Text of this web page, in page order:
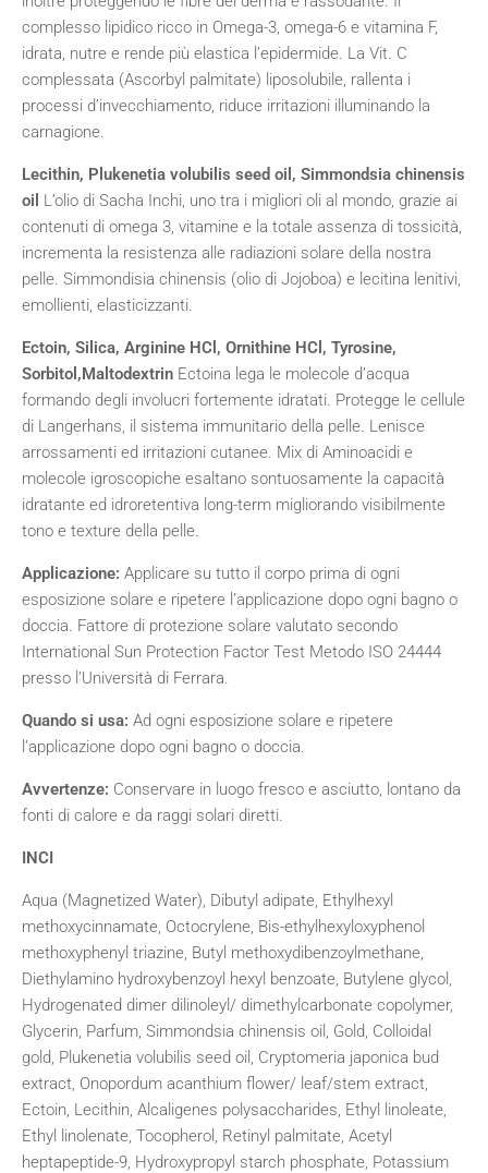
complesso lipidico ricco in Omega-3, omega-6 e vitamina F,
idrata, nutre e rende più elastica l’epidermide. La Vit. C
complessata (Ascorbyl palmitate) liposolubile, rallenta i
processi d’invecchiamento, riduce irritazioni illuminando la
carnagione.
Lecithin, Plukenetia volubilis seed oil, Simmondsia chinensis
oil L’olio di Sacha Inchi, uno tra i migliori oli al mondo, grazie ai
contenuti di omega 3, vitamine e la totale assenza di tossicità,
incrementa la resistenza alle radiazioni solare della nostra
pelle. Simmondisia chinensis (olio di Jojoboa) e lecitina lenitivi,
emollienti, elasticizzanti.
Ectoin, Silica, Arginine HCl, Ornithine HCl, Tyrosine,
Sorbitol,Maltodextrin Ectoina lega le molecole d’acqua
formando degli involucri fortemente idratati. Protegge le cellule
di Langerhans, il sistema immunitario della pelle. Lenisce
arrossamenti ed irritazioni cutanee. Mix di Aminoacidi e
molecole igroscopiche esaltano sontuosamente la capacità
idratante ed idroretentiva long-term migliorando visibilmente
tono e texture della pelle.
Applicazione: Applicare su tutto il corpo prima di ogni
esposizione solare e ripetere l’applicazione dopo ogni bagno o
doccia. Fattore di protezione solare valutato secondo
International Sun Protection Factor Test Metodo ISO 24444
presso l’Università di Ferrara.
Quando si usa: Ad ogni esposizione solare e ripetere
l’applicazione dopo ogni bagno o doccia.
Avvertenze: Conservare in luogo fresco e asciutto, lontano da
fonti di calore e da raggi solari diretti.
INCI
Aqua (Magnetized Water), Dibutyl adipate, Ethylhexyl
methoxycinnamate, Octocrylene, Bis-ethylhexyloxyphenol
methoxyphenyl triazine, Butyl methoxydibenzoylmethane,
Diethylamino hydroxybenzoyl hexyl benzoate, Butylene glycol,
Hydrogenated dimer dilinoleyl/ dimethylcarbonate copolymer,
Glycerin, Parfum, Simmondsia chinensis oil, Gold, Colloidal
gold, Plukenetia volubilis seed oil, Cryptomeria japonica bud
extract, Onopordum acanthium flower/ leaf/stem extract,
Ectoin, Lecithin, Alcaligenes polysaccharides, Ethyl linoleate,
Ethyl linolenate, Tocopherol, Retinyl palmitate, Acetyl
heptapeptide-9, Hydroxypropyl starch phosphate, Potassium